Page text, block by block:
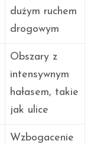
dużym ruchem
drogowym
Obszary z
intensywnym
hałasem, takie
jak ulice
Wzbogacenie